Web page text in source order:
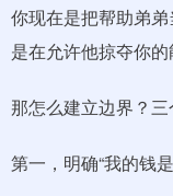
你现在是把帮助弟
是在允许他掠夺你的
那怎么建立边界？三
第一，明确“我的钱是